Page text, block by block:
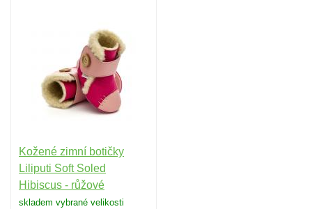
Kožené zimní botičky
Liliputi Soft Soled
Hibiscus - růžové
skladem vybrané velikosti